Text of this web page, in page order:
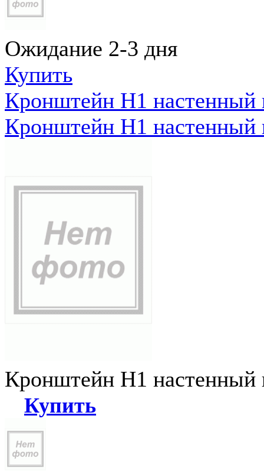
Ожидание 2-3 дня
Купить
Кронштейн Н1
Кронштейн Н1
Кронштейн Н1
Купить